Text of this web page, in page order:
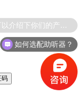
如何选配助听器？